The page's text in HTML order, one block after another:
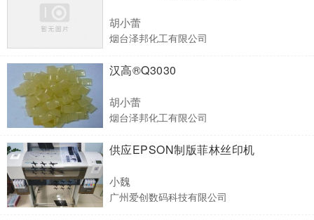
胡小蕾
烟台泽邦化工有限公司
汉高®Q3030
胡小蕾
烟台泽邦化工有限公司
供应EPSON制版菲林丝印机
小魏
广州爱创数码科技有限公司